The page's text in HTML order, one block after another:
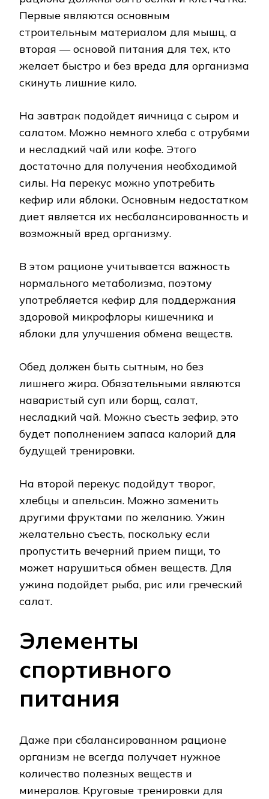
Первые являются основным
строительным материалом для мышц, а
вторая — основой питания для тех, кто
желает быстро и без вреда для организма
скинуть лишние кило.
На завтрак подойдет яичница с сыром и
салатом. Можно немного хлеба с отрубями
и несладкий чай или кофе. Этого
достаточно для получения необходимой
силы. На перекус можно употребить
кефир или яблоки. Основным недостатком
диет является их несбалансированность и
возможный вред организму.
В этом рационе учитывается важность
нормального метаболизма, поэтому
употребляется кефир для поддержания
здоровой микрофлоры кишечника и
яблоки для улучшения обмена веществ.
Обед должен быть сытным, но без
лишнего жира. Обязательными являются
наваристый суп или борщ, салат,
несладкий чай. Можно съесть зефир, это
будет пополнением запаса калорий для
будущей тренировки.
На второй перекус подойдут творог,
хлебцы и апельсин. Можно заменить
другими фруктами по желанию. Ужин
желательно съесть, поскольку если
пропустить вечерний прием пищи, то
может нарушиться обмен веществ. Для
ужина подойдет рыба, рис или греческий
салат.
Элементы
спортивного
питания
Даже при сбалансированном рационе
организм не всегда получает нужное
количество полезных веществ и
минералов. Круговые тренировки для